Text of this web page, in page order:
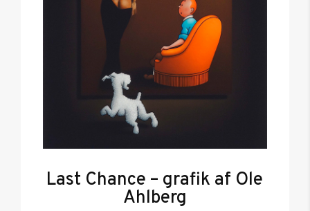
Last Chance – grafik af Ole
Ahlberg